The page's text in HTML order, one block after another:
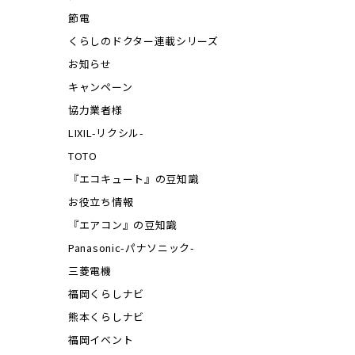
節電
くらしのドクター連載シリーズ
お知らせ
キャンペーン
協力業者様
LIXIL-リクシル-
TOTO
『エコキュート』の豆知識
お役立ち情報
『エアコン』の豆知識
Panasonic-パナソニック-
三菱電機
福岡くらしナビ
熊本くらしナビ
福岡イベント